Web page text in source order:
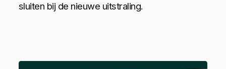
sluiten bij de nieuwe uitstraling.